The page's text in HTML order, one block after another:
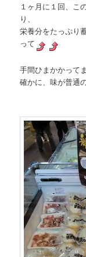
１ヶ月に１回、こ
り、
栄養分をたっぷり
って
手間ひまかかって
確かに、味が普通